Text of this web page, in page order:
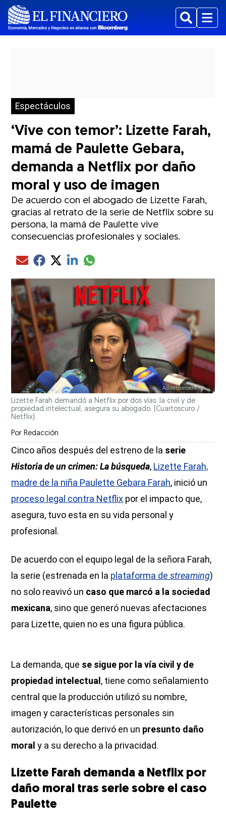
BuscarMenu
Espectáculos
‘Vive con temor’: Lizette Farah,
mamá de Paulette Gebara,
demanda a Netflix por daño
moral y uso de imagen
De acuerdo con el abogado de Lizette Farah,
gracias al retrato de la serie de Netflix sobre su
persona, la mamá de Paulette vive
consecuencias profesionales y sociales.
Compartir el artículo actual mediante Email
Compartir el artículo actual mediante Facebook
Compartir el artículo actual mediante Twitter
Compartir el artículo actual mediante LinkedIn
Compartir el artículo actual mediante
Lizette Farah demandó a Netflix por dos vías: la civil y de
propiedad intelectual, asegura su abogado.
(Cuartoscuro /
Netflix)
Por Redacción
Cinco años después del estreno de la serie
Historia de un crimen: La búsqueda, Lizette Farah,
madre de la niña Paulette Gebara Farah, inició un
proceso legal contra Netflix por el impacto que,
asegura, tuvo esta en su vida personal y
profesional.
De acuerdo con el equipo legal de la señora Farah,
la serie (estrenada en la plataforma destreaming)
no solo reavivó un caso que marcó a la sociedad
mexicana, sino que generó nuevas afectaciones
para Lizette, quien no es una figura pública.
La demanda, que se sigue por la vía civil y de
propiedad intelectual, tiene como señalamiento
central que la producción utilizó su nombre,
imagen y características personales sin
autorización, lo que derivó en un presunto daño
moral y a su derecho a la privacidad.
Lizette Farah demanda a Netflix por
daño moral tras serie sobre el caso
Paulette